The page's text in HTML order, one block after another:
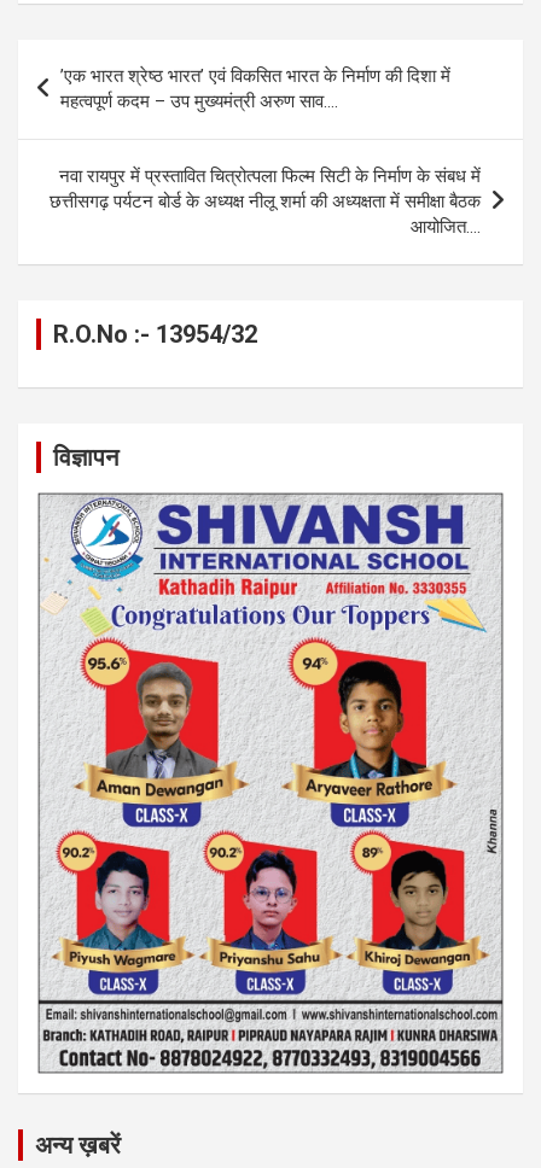
ce
o
o
k
se
n
g
er
at
A
p
p
e
a
m
ail py
Li
n
k
ar
navigation
’एक भारत श्रेष्ठ भारत’ एवं विकसित भारत के निर्माण की दिशा में
महत्वपूर्ण कदम – उप मुख्यमंत्री अरुण साव….
नवा रायपुर में प्रस्तावित चित्रोत्पला फिल्म सिटी के निर्माण के संबध में
छत्तीसगढ़ पर्यटन बोर्ड के अध्यक्ष नीलू शर्मा की अध्यक्षता में समीक्षा बैठक
आयोजित….
R.O.No :- 13954/32
विज्ञापन
अन्य ख़बरें